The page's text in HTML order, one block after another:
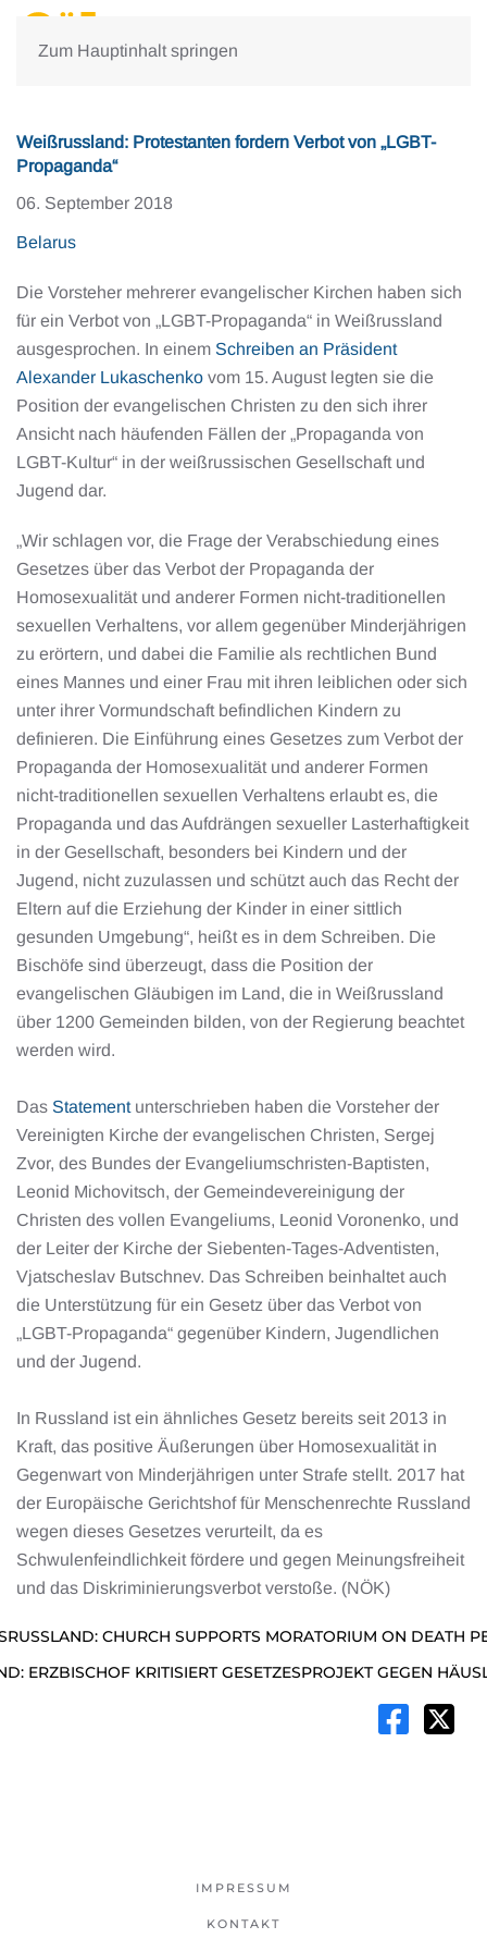
Zum Hauptinhalt springen
Weißrussland: Protestanten fordern Verbot von „LGBT-
Propaganda“
06. September 2018
Belarus
Die Vorsteher mehrerer evangelischer Kirchen haben sich
für ein Verbot von „LGBT-Propaganda“ in Weißrussland
ausgesprochen. In einem Schreiben an Präsident
Alexander Lukaschenko vom 15. August legten sie die
Position der evangelischen Christen zu den sich ihrer
Ansicht nach häufenden Fällen der „Propaganda von
LGBT-Kultur“ in der weißrussischen Gesellschaft und
Jugend dar.
„Wir schlagen vor, die Frage der Verabschiedung eines
Gesetzes über das Verbot der Propaganda der
Homosexualität und anderer Formen nicht-traditionellen
sexuellen Verhaltens, vor allem gegenüber Minderjährigen
zu erörtern, und dabei die Familie als rechtlichen Bund
eines Mannes und einer Frau mit ihren leiblichen oder sich
unter ihrer Vormundschaft befindlichen Kindern zu
definieren. Die Einführung eines Gesetzes zum Verbot der
Propaganda der Homosexualität und anderer Formen
nicht-traditionellen sexuellen Verhaltens erlaubt es, die
Propaganda und das Aufdrängen sexueller Lasterhaftigkeit
in der Gesellschaft, besonders bei Kindern und der
Jugend, nicht zuzulassen und schützt auch das Recht der
Eltern auf die Erziehung der Kinder in einer sittlich
gesunden Umgebung“, heißt es in dem Schreiben. Die
Bischöfe sind überzeugt, dass die Position der
evangelischen Gläubigen im Land, die in Weißrussland
über 1200 Gemeinden bilden, von der Regierung beachtet
werden wird.
Das Statementunterschrieben haben die Vorsteher der
Vereinigten Kirche der evangelischen Christen, Sergej
Zvor, des Bundes der Evangeliumschristen-Baptisten,
Leonid Michovitsch, der Gemeindevereinigung der
Christen des vollen Evangeliums, Leonid Voronenko, und
der Leiter der Kirche der Siebenten-Tages-Adventisten,
Vjatscheslav Butschnev. Das Schreiben beinhaltet auch
die Unterstützung für ein Gesetz über das Verbot von
„LGBT-Propaganda“ gegenüber Kindern, Jugendlichen
und der Jugend.
In Russland ist ein ähnliches Gesetz bereits seit 2013 in
Kraft, das positive Äußerungen über Homosexualität in
Gegenwart von Minderjährigen unter Strafe stellt. 2017 hat
der Europäische Gerichtshof für Menschenrechte Russland
wegen dieses Gesetzes verurteilt, da es
Schwulenfeindlichkeit fördere und gegen Meinungsfreiheit
und das Diskriminierungsverbot verstoße. (NÖK)
CHURCH SUPPORTS MORATORIUM ON DEATH
ERZBISCHOF KRITISIERT GESETZESPROJEKT GEGEN
IMPRESSUM
KONTAKT